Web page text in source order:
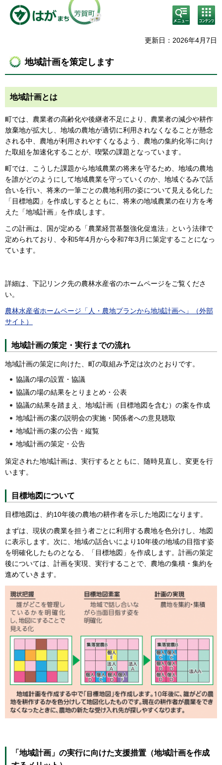
検
索・
メニ
コン
テン
ニュ
更新日：2026年4月7日
地域計画を策定します
地域計画とは
町では、農業者の⾼齢化や後継者不足により、農業者の減少や耕作
放棄地が拡⼤し、地域の農地が適切に利⽤されなくなることが懸念
される中、農地が利⽤されやすくなるよう、農地の集約化等に向け
た取組を加速化することが、喫緊の課題となっています。
町では、こうした課題から地域農業の将来を守るため、地域の農地
を誰がどのようにして地域農業を守っていくのか、地域ぐるみで話
合いを行い、将来の一筆ごとの農地利用の姿について見える化した
「目標地図」を作成しするとともに、将来の地域農業の在り方を考
えた「地域計画」を作成します。
この計画は、国が定める「農業経営基盤強化促進法」という法律で
定められており、令和5年4月から令和7年3月に策定することになっ
ています。
詳細は、下記リンク先の農林水産省のホームページをご覧くださ
い。
農林水産省ホームページ「人・農地プランから地域計画へ」（外部
サイト）
地域計画の策定・実行までの流れ
地域計画の策定に向けた、町の取組み予定は次のとおりです。
協議の場の設置・協議
協議の場の結果をとりまとめ・公表
協議の結果を踏まえ、地域計画（目標地図を含む）の案を作成
地域計画の案の説明会の実施・関係者への意見聴取
地域計画の案の公告・縦覧
地域計画の策定・公告
策定された地域計画は、実行するとともに、随時見直し、変更を行
います。
目標地図について
目標地図は、約10年後の農地の耕作者を示した地図になります。
まずは、現状の農業を担う者ごとに利用する農地を色分けし、地図
に表示します。次に、地域の話合いにより10年後の地域の目指す姿
を明確化したものとなる、「目標地図」を作成します。計画の策定
後については、計画を実現、実行することで、農地の集積・集約を
進めていきます。
「地域計画」の実行に向けた支援措置（地域計画を作成